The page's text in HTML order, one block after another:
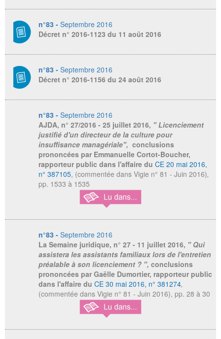
n°83 - Septembre 2016
Décret n° 2016-1123 du 11 août 2016
n°83 - Septembre 2016
Décret n° 2016-1156 du 24 août 2016
n°83 - Septembre 2016
AJDA, n° 27/2016 - 25 juillet 2016, " Licenciement
justifié d'un directeur de la culture pour
insuffisance managériale", conclusions
prononcées par Emmanuelle Cortot-Boucher,
rapporteur public dans l'affaire du CE 20 mai 2016,
n° 387105, (commentée dans Vigie n° 81 - Juin 2016),
pp. 1533 à 1535
n°83 - Septembre 2016
La Semaine juridique, n° 27 - 11 juillet 2016, " Qui
assistera les assistants familiaux lors de l'entretien
préalable à son licenciement ? ", conclusions
prononcées par Gaëlle Dumortier, rapporteur public
dans l'affaire du CE 30 mai 2016, n° 381274,
(commentée dans Vigie n° 81 - Juin 2016), pp. 28 à 30